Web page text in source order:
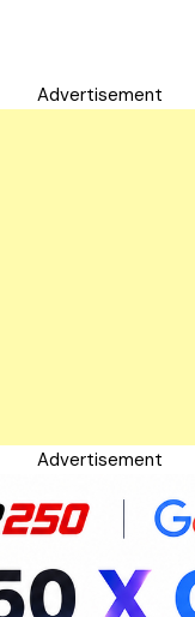
Advertisement
Advertisement